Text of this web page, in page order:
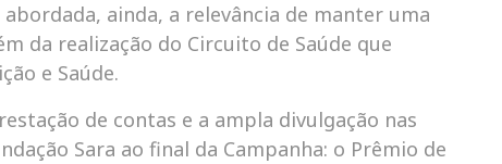
ainda, a relevância de manter uma
da realização do Circuito de Saúde que
e Saúde.
de contas e a ampla divulgação nas
Sara ao final da Campanha: o Prêmio de